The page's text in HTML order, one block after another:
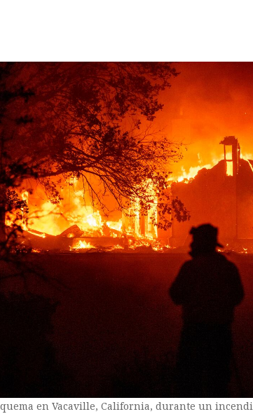
en Vacaville, California, durante un